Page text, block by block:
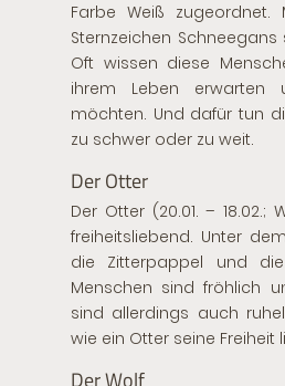
Farbe Weiß
Sternzeichen
Oft wissen diese
ihrem Leben erwarten
möchten. Und dafür tun
zu schwer oder zu weit.
Der Otter
Der Otter (20.01. –
freiheitsliebend. Unter
die Zitterpappel und
Menschen sind fröhlich
sind allerdings auch
wie ein Otter seine Freiheit
Der Wolf